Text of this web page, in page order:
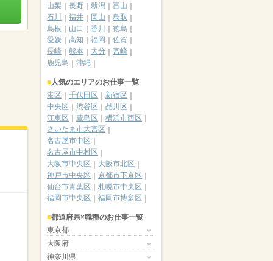
山梨
長野 新潟
富山
石川
福井 岡山
鳥取
島根
山口 香川
徳島
愛媛
高知 福岡
佐賀
長崎
熊本 大分
宮崎
鹿児島
沖縄
人気のエリアのお仕事一覧
港区
千代田区
新宿区
中央区
渋谷区
品川区
江東区
豊島区
横浜市西区
さいたま市大宮区
名古屋市中区
名古屋市中村区
大阪市中央区
大阪市北区
神戸市中央区
京都市下京区
仙台市青葉区
札幌市中央区
福岡市中央区
福岡市博多区
都道府県×職種のお仕事一覧
東京都
大阪府
神奈川県